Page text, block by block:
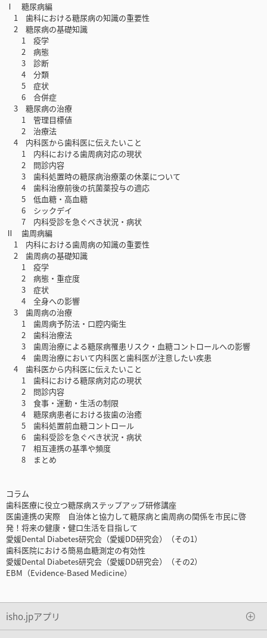
Ⅰ 糖尿病編
1 歯科における糖尿病の知識の重要性
2 糖尿病の基礎知識
1 疫学
2 病態
3 診断
4 分類
5 症状
6 合併症
3 糖尿病の治療
1 管理目標値
2 治療法
4 内科医から歯科医に伝えたいこと
1 内科における歯周病対応の現状
2 問診内容
3 歯科処置時の糖尿病治療薬の休薬について
4 歯科治療前後の抗菌薬投与の適応
5 低血糖・高血糖
6 シックデイ
7 内科受診を急ぐべき状況・病状
Ⅱ 歯周病編
1 内科における歯周病の知識の重要性
2 歯周病の基礎知識
1 疫学
2 病態・重症度
3 症状
4 全身への影響
3 歯周病の治療
1 歯周病予防法・口腔内衛生
2 歯科治療法
3 歯周治療による糖尿病罹患リスク・血糖コントロールへの影響
4 歯周治療において内科医と歯科医が注意したい疾患
4 歯科医から内科医に伝えたいこと
1 歯科における糖尿病対応の現状
2 問診内容
3 食事・運動・生活の制限
4 糖尿病患者における抜歯の治癒
5 歯科処置前血糖コントロール
6 歯科受診を急ぐべき状況・病状
7 相互連携の基準や頻度
8 まとめ
コラム
歯科医療に役立つ糖尿病ステップアップ研修講座
医歯連携の実際 自治体と協力して糖尿病と歯周病の関係を市民に啓
発！将来の健康・健口生活を目指して
愛媛Dental Diabetes研究会（愛媛DD研究会）（その1）
歯科医院における簡易血糖測定の有効性
愛媛Dental Diabetes研究会（愛媛DD研究会）（その2）
EBM（Evidence-Based Medicine）
isho.jpアプリ